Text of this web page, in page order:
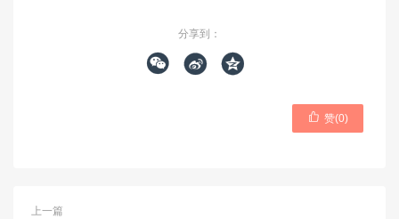
分享到：
  
 赞(0)
上一篇